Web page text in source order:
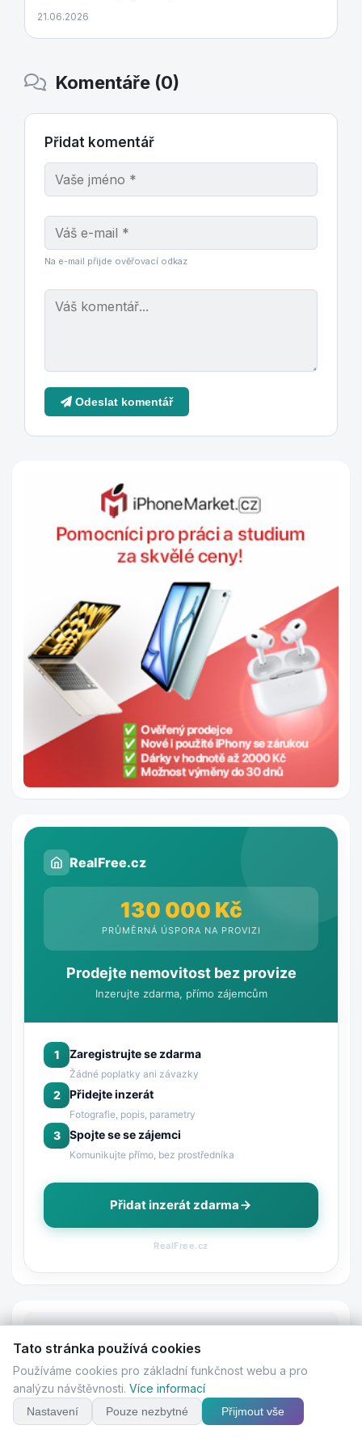
21.06.2026
Komentáře (0)
Přidat komentář
Na e-mail přijde ověřovací odkaz
Odeslat komentář
RealFree.cz
130 000 Kč
PRŮMĚRNÁ ÚSPORA NA PROVIZI
Prodejte nemovitost bez provize
Inzerujte zdarma, přímo zájemcům
1 Zaregistrujte se zdarma
Žádné poplatky ani závazky
2 Přidejte inzerát
Fotografie, popis, parametry
3 Spojte se se zájemci
Komunikujte přímo, bez prostředníka
Přidat inzerát zdarma
RealFree.cz
Tato stránka používá cookies
Používáme cookies pro základní funkčnost webu a pro
analýzu návštěvnosti. Více informací
Nastavení Pouze nezbytné Přijmout vše